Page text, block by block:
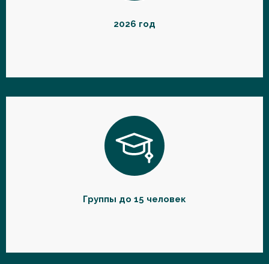
2026 год
Группы до 15 человек